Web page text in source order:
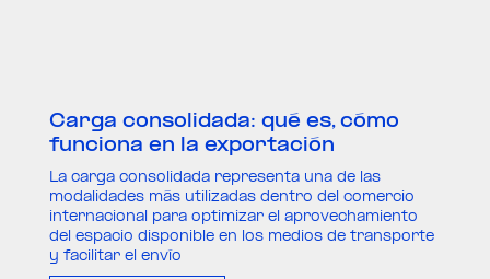
Carga consolidada: qué es, cómo
funciona en la exportación
La carga consolidada representa una de las
modalidades más utilizadas dentro del comercio
internacional para optimizar el aprovechamiento
del espacio disponible en los medios de transporte
y facilitar el envío